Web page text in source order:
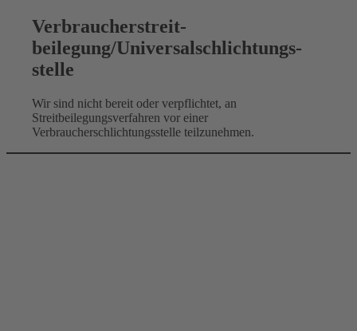
Verbraucher­streit­
beilegung/Universal­schlichtungs­
stelle
Wir sind nicht bereit oder verpflichtet, an
Streitbeilegungsverfahren vor einer
Verbraucherschlichtungsstelle teilzunehmen.